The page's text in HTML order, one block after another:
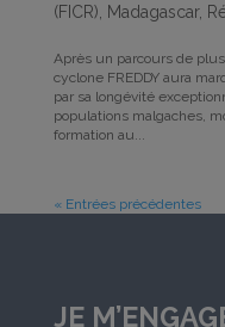
(FICR)
Madagascar,
Après un parcours de
cyclone FREDDY aura
par sa longévité
populations malgaches,
formation au...
« Entrées précédentes
JE